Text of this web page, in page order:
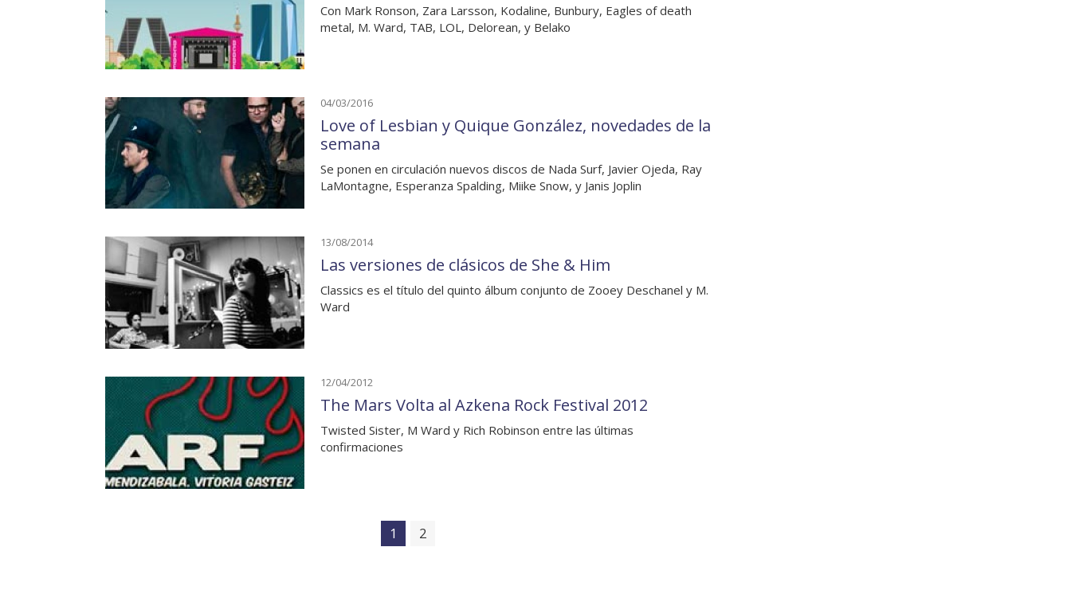
Con Mark Ronson, Zara Larsson, Kodaline, Bunbury, Eagles of death
metal, M. Ward, TAB, LOL, Delorean, y Belako
04/03/2016
Love of Lesbian y Quique González, novedades de la
semana
Se ponen en circulación nuevos discos de Nada Surf, Javier Ojeda, Ray
LaMontagne, Esperanza Spalding, Miike Snow, y Janis Joplin
13/08/2014
Las versiones de clásicos de She & Him
Classics es el título del quinto álbum conjunto de Zooey Deschanel y M.
Ward
12/04/2012
The Mars Volta al Azkena Rock Festival 2012
Twisted Sister, M Ward y Rich Robinson entre las últimas
confirmaciones
1 2